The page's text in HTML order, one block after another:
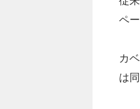
ペ
カ
は